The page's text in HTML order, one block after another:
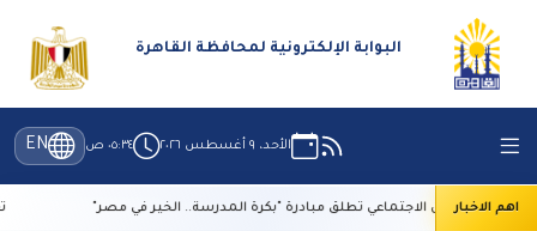
البوابة الإلكترونية لمحافظة القاهرة
الأحد، ٩ أغسطس ٢٠٢٦ ٠٥:٣٤ ص EN
اهم الاخبار
التضامن الاجتماعي تطلق مبادرة "بكرة المدرسة.. الخير في مصر" تعرف